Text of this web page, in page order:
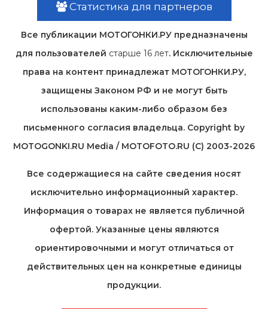
Статистика для партнеров
Все публикации МОТОГОНКИ.РУ предназначены
для пользователей старше 16 лет. Исключительные
права на контент принадлежат МОТОГОНКИ.РУ,
защищены Законом РФ и не могут быть
использованы каким-либо образом без
письменного согласия владельца. Copyright by
MOTOGONKI.RU Media / MOTOFOTO.RU (C) 2003-2026
Все содержащиеся на cайте сведения носят
исключительно информационный характер.
Информация о товарах не является публичной
офертой. Указанные цены являются
ориентировочными и могут отличаться от
действительных цен на конкретные единицы
продукции.